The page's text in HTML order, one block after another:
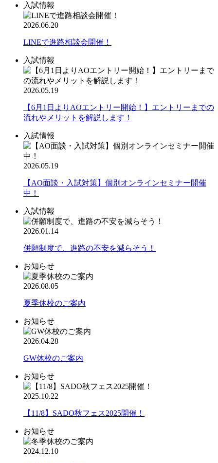
入試情報
2026.06.20
LINEで進路相談会開催！
入試情報
2026.05.19
【6月1日よりAOエントリー開始！】エントリーまでの
流れやメリットを解説します！
入試情報
2026.05.19
【AO面談・入試対策】個別オンラインセミナー開催
中！
入試情報
2026.01.14
併願制度で、進路の不安を減らそう！
お知らせ
2026.08.05
夏季休校のご案内
お知らせ
2026.04.28
GW休校のご案内
お知らせ
2025.10.22
【11/8】SADO秋フェス2025開催！
お知らせ
2024.12.10